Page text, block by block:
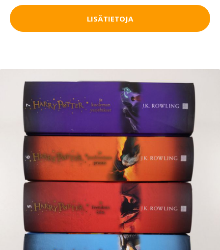
LISÄTIETOJA